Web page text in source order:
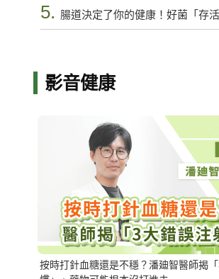
5. 腸道決定了你的健康！好菌「存
影音健康
按時打針血糖還是不穩？潘廸智醫師揭